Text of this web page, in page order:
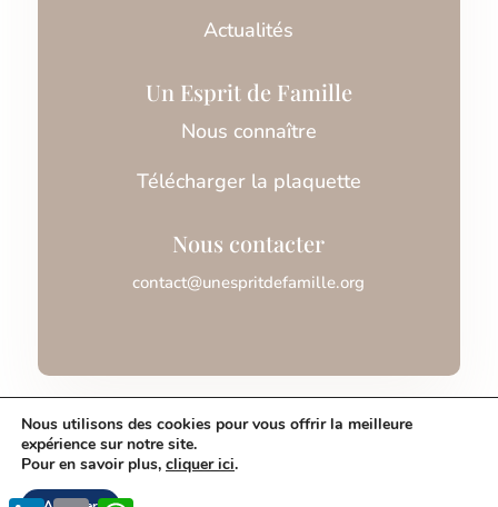
Actualités
Un Esprit de Famille
Nous connaître
Télécharger la plaquette
Nous contacter
contact@unespritdefamille.org
Mentions légales
Nous utilisons des cookies pour vous offrir la meilleure
expérience sur notre site.
Pour en savoir plus, cliquer ici.